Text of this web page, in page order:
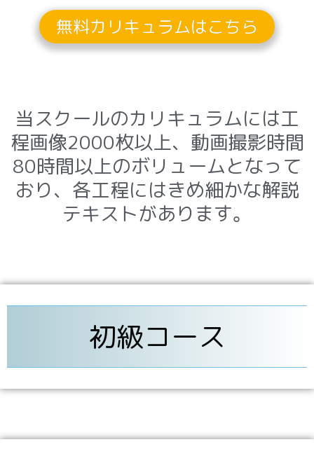
無料カリキュラムはこちら
当スクールのカリキュラムには工
程画像2000枚以上、動画撮影時間
80時間以上のボリュームとなって
おり、各工程にはきめ細かな解説
テキストがあります。
初級コース